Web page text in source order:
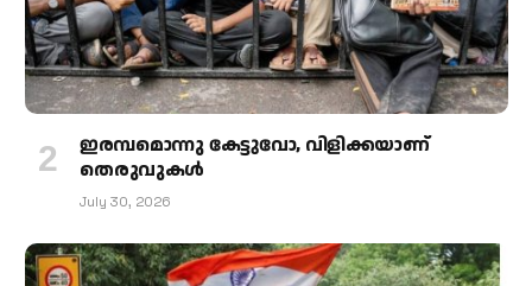
ഇരമ്പമൊന്നു കേട്ടുവോ, വിളിക്കയാണ്
തെരുവുകള്‍
July 30, 2026